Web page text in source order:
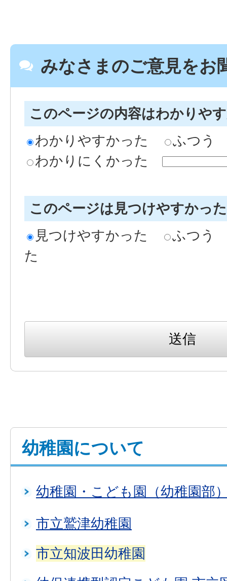
みなさまのご意見をお
このページの内容はわかりや
わかりやすかった
ふつう
わかりにくかった
このページは見つけやすかっ
見つけやすかった
ふつう
た
幼稚園について
幼稚園・こども園（幼稚園部
市立鷲津幼稚園
市立知波田幼稚園